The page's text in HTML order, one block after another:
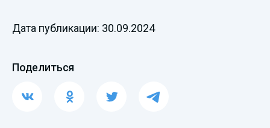
Дата публикации: 30.09.2024
Поделиться